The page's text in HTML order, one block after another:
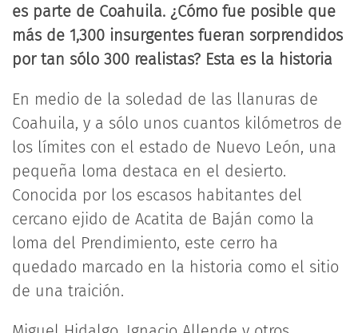
es parte de Coahuila. ¿Cómo fue posible que
más de 1,300 insurgentes fueran sorprendidos
por tan sólo 300 realistas? Esta es la historia
En medio de la soledad de las llanuras de
Coahuila, y a sólo unos cuantos kilómetros de
los límites con el estado de Nuevo León, una
pequeña loma destaca en el desierto.
Conocida por los escasos habitantes del
cercano ejido de Acatita de Baján como la
loma del Prendimiento, este cerro ha
quedado marcado en la historia como el sitio
de una traición.